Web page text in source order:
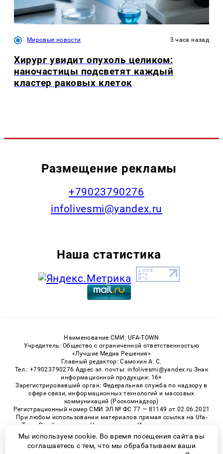
Мировые новости 3 часа назад
Хирург увидит опухоль целиком:
наночастицы подсветят каждый
кластер раковых клеток
Размещение рекламы
+79023790276
infolivesmi@yandex.ru
Наша статистика
Наименование СМИ: UFA-TOWN
Учредитель: Общество с ограниченной ответственностью
«Лучшие Медиа Решения»
Главный редактор: Самохин А. С.
Тел.: +79023790276 Адрес эл. почты: infolivesmi@yandex.ru Знак
информационной продукции: 16+
Зарегистрировавший орган: Федеральная служба по надзору в
сфере связи, информационных технологий и массовых
коммуникаций (Роскомнадзор)
Регистрационный номер СМИ ЭЛ № ФС 77 — 81149 от 02.06.2021
При любом использовании материалов прямая ссылка на Ufa-
Town.Ru обязательна. Цитирование в Интернете возможно
только при наличии письменного разрешения.
Мы используем cookie. Во время посещения сайта вы
соглашаетесь с тем, что мы обрабатываем ваши